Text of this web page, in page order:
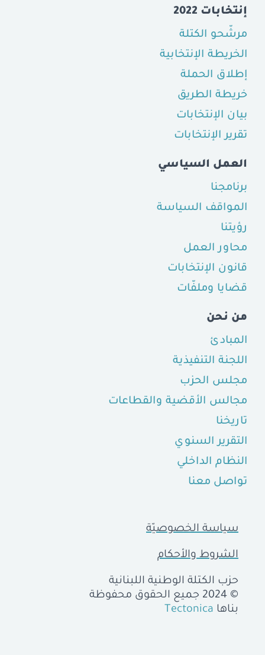
إنتخابات 2022
مرشّحو الكتلة
الخريطة الإنتخابية
إطلاق الحملة
خريطة الطريق
بيان الإنتخابات
تقرير الإنتخابات
العمل السياسي
برنامجنا
المواقف السياسة
رؤيتنا
محاور العمل
قانون الإنتخابات
قضايا وملفّات
من نحن
المبادئ
اللجنة التنفيذية
مجلس الحزب
مجالس الأقضية والقطاعات
تاريخنا
التقرير السنوي
النظام الداخلي
تواصل معنا
سياسة الخصوصيّة
الشروط والأحكام
حزب الكتلة الوطنية اللبنانية
© 2024 جميع الحقوق محفوظة
بناها Tectonica